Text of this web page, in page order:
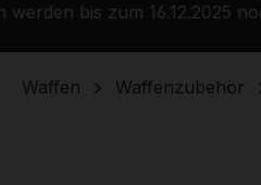
bis zum 16.12.2025
Waffen Waffenzubehör